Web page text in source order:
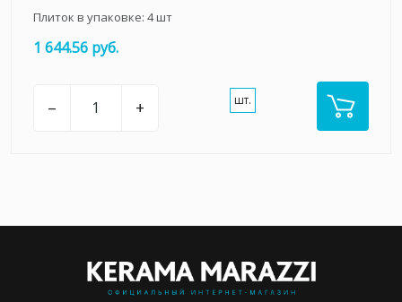
Плиток в упаковке: 4шт
1 644.56 руб.
– + шт.